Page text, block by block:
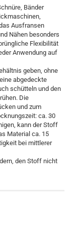
Bänder
Ausfransen
Nähen besonders
Flexibilität
Anwendung auf
geben, ohne
abgedeckte
schütteln und den
Die
und zum
ca. 30
kann der Stoff
Material ca. 15
bei mittlerer
den Stoff nicht